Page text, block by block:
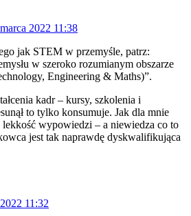
2022 11:38
jak STEM w przemyśle, patrz:
w szeroko rozumianym obszarze
Engineering & Maths)”.
kadr – kursy, szkolenia i
to tylko konsumuje. Jak dla mnie
lekkość wypowiedzi – a niewiedza co to
jest tak naprawdę dyskwalifikująca
11:32